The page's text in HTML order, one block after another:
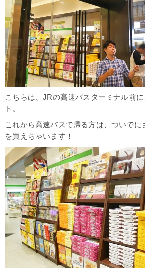
こちらは、JRの高速バスターミナル前
ト。
これから高速バスで帰る方は、ついでに
を買えちゃいます！